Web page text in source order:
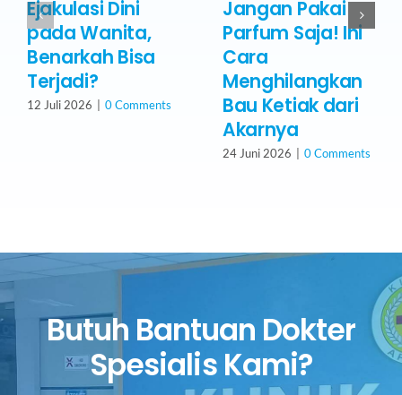
Ejakulasi Dini
pada Wanita,
Benarkah Bisa
Terjadi?
12 Juli 2026 0 Comments
Jangan Pakai
Parfum Saja! Ini
Cara
Menghilangkan
Bau Ketiak dari
Akarnya
24 Juni 2026 0 Comments
Butuh Bantuan Dokter
Spesialis Kami?